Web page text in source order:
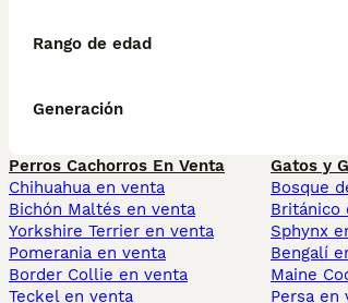
Rango de edad
Generación
Perros Cachorros En Venta
Chihuahua en venta
Bichón Maltés en venta
Yorkshire Terrier en venta
Pomerania en venta
Border Collie en venta
Teckel en venta
Gatos y
Bosque
Británico
Sphynx
Bengalí
Maine
Persa en